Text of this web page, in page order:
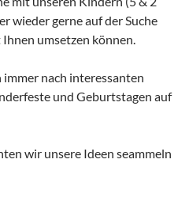
wieder gerne auf der Suche
umsetzen können.
nach interessanten
und Geburtstagen auf
wir unsere Ideen seammeln